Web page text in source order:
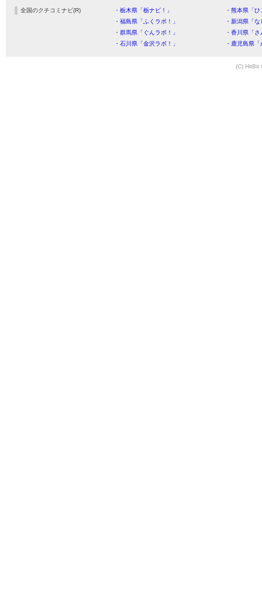
全国のクチコミナビ(R) ・栃木県「栃ナビ！」
・熊本県「
・福島県「ふくラボ！」
・新潟県「
・群馬県「ぐんラボ！」
・香川県「
・石川県「金沢ラボ！」
・鹿児島県
(C) HitBit